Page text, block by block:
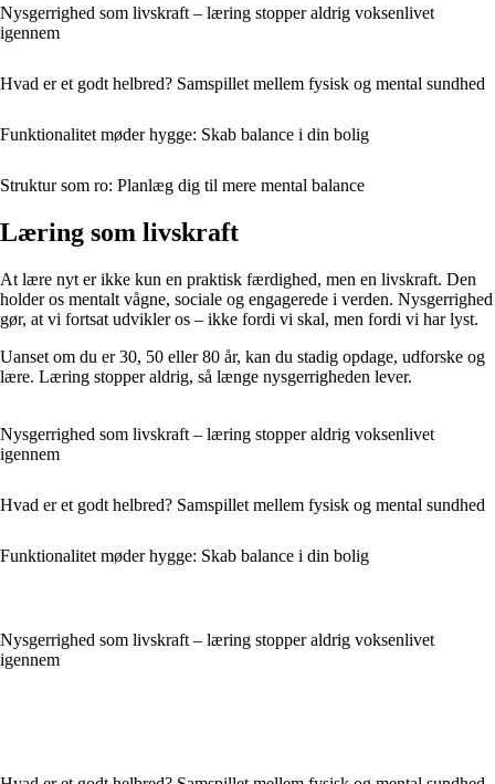
Nysgerrighed som livskraft – læring stopper aldrig voksenlivet
igennem
Hvad er et godt helbred? Samspillet mellem fysisk og mental sundhed
Funktionalitet møder hygge: Skab balance i din bolig
Struktur som ro: Planlæg dig til mere mental balance
Læring som livskraft
At lære nyt er ikke kun en praktisk færdighed, men en livskraft. Den
holder os mentalt vågne, sociale og engagerede i verden. Nysgerrighed
gør, at vi fortsat udvikler os – ikke fordi vi skal, men fordi vi har lyst.
Uanset om du er 30, 50 eller 80 år, kan du stadig opdage, udforske og
lære. Læring stopper aldrig, så længe nysgerrigheden lever.
Nysgerrighed som livskraft – læring stopper aldrig voksenlivet
igennem
Hvad er et godt helbred? Samspillet mellem fysisk og mental sundhed
Funktionalitet møder hygge: Skab balance i din bolig
Nysgerrighed som livskraft – læring stopper aldrig voksenlivet
igennem